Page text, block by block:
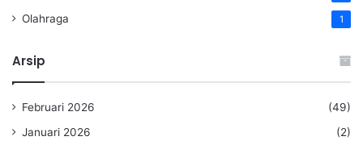
Olahraga 1
Arsip
Februari 2026
(49)
Januari 2026
(2)